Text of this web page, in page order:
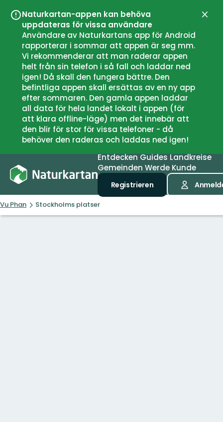
Naturkartan-appen kan behöva
uppdateras för vissa användare
Användare av Naturkartans app för Android
rapporterar i sommar att appen är seg mm.
Vi rekommenderar att man raderar appen
helt från sin telefon i så fall och laddar ned
igen! Då skall den fungera bättre. Den
befintliga appen skall ersättas av en ny app
efter sommaren. Den gamla appen laddar
all data för hela landet lokalt i appen (för
att klara offline-läge) men det innebär att
den blir för stor för vissa telefoner - då
behöver den raderas och laddas ned igen!
EntdeckenGuidesLandkreise
Gemeinden Werde Kunde
Registrieren
Vu Phan Stockholms platser